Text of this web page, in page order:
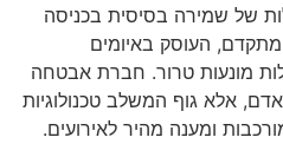
של שמירה בסיסית בכניסה
העוסק באיומים
מונעות טרור. חברת אבטחה
אלא גוף המשלב טכנולוגיות
ומענה מהיר לאירועים.